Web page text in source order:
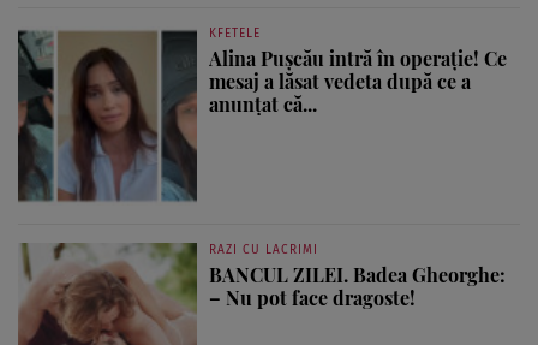
KFETELE
Alina Pușcău intră în operație! Ce
mesaj a lăsat vedeta după ce a
anunțat că...
RAZI CU LACRIMI
BANCUL ZILEI. Badea Gheorghe:
– Nu pot face dragoste!